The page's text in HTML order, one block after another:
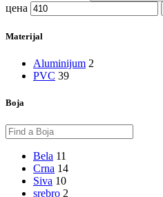
цена
Materijal
Aluminijum 2
PVC 39
Boja
Bela 11
Crna 14
Siva 10
srebro 2